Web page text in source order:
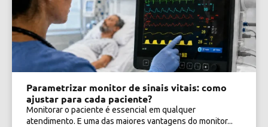
Parametrizar monitor de sinais vitais: como
ajustar para cada paciente?
Monitorar o paciente é essencial em qualquer
atendimento. E uma das maiores vantagens do monitor...